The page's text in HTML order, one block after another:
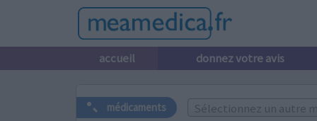
accueil donnez votre avis
médicaments Sélectionnez un autre